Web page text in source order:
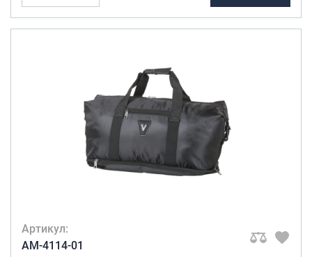
Артикул:
AM-4114-01